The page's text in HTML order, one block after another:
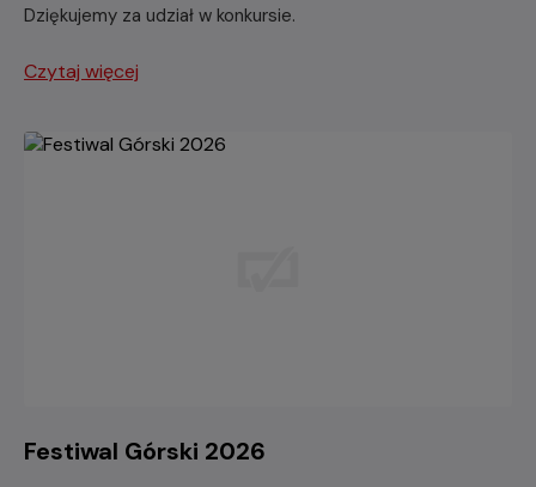
Dziękujemy za udział w konkursie.
Czytaj więcej
Festiwal Górski 2026